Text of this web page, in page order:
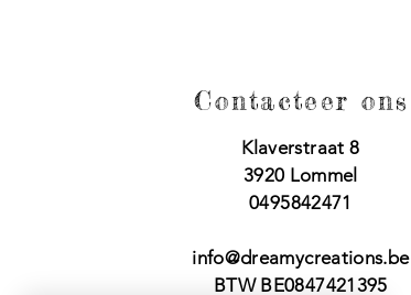
Contacteer ons
Klaverstraat 8
3920 Lommel
0495842471
info@dreamycreations.be
BTW BE0847421395